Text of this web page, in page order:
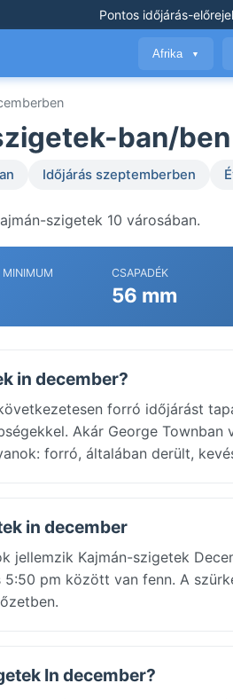
Pontos időjárás-
Afrika ▼
ban/
Időjárás szeptemberben
szigetek 10 városában.
MINIMUM CSAPADÉK
56 mm
in december?
forró időjárást
Akár George
forró, általában derült,
in december
jellemzik Kajmán-szigetek
pm között van fenn. A
In december?